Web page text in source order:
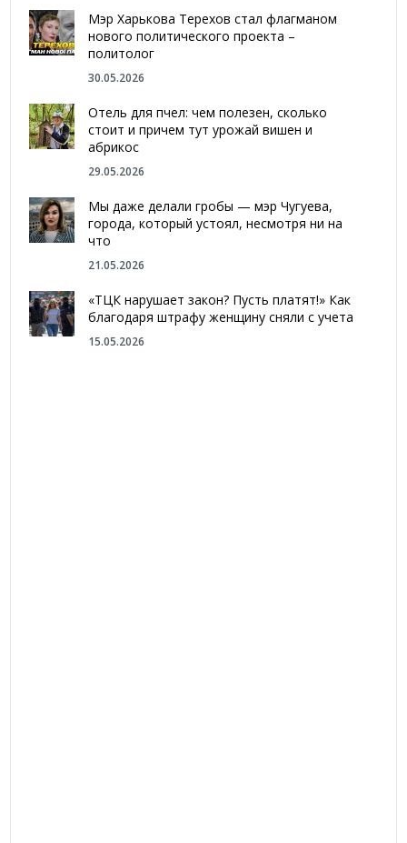
Мэр Харькова Терехов стал флагманом
нового политического проекта –
политолог
30.05.2026
Отель для пчел: чем полезен, сколько
стоит и причем тут урожай вишен и
абрикос
29.05.2026
Мы даже делали гробы — мэр Чугуева,
города, который устоял, несмотря ни на
что
21.05.2026
«ТЦК нарушает закон? Пусть платят!» Как
благодаря штрафу женщину сняли с учета
15.05.2026